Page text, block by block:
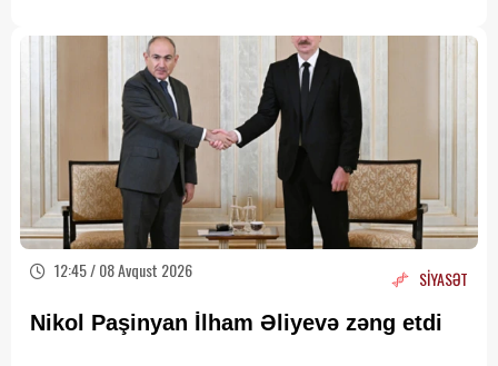
12:45 / 08 Avqust 2026 SİYASƏT
Nikol Paşinyan İlham Əliyevə zəng etdi